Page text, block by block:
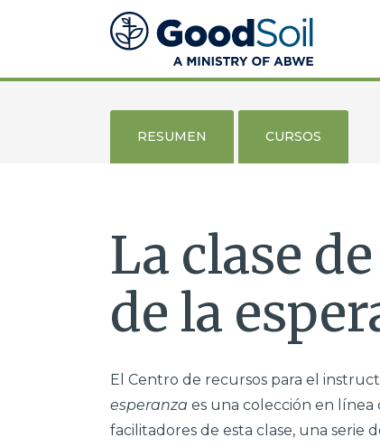
y
RESUMEN CURSOS
La clase
de la
El Centro de recursos para el
esperanza es una colección en línea
facilitadores de esta clase, una serie